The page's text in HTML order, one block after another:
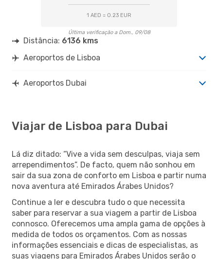
1 AED = 0.23 EUR
Última verificação a Dom., 09/08
Distância: 6136 kms
Aeroportos de Lisboa
Aeroportos Dubai
Viajar de Lisboa para Dubai
Lá diz ditado: “Vive a vida sem desculpas, viaja sem
arrependimentos”. De facto, quem não sonhou em
sair da sua zona de conforto em Lisboa e partir numa
nova aventura até Emirados Árabes Unidos?
Continue a ler e descubra tudo o que necessita
saber para reservar a sua viagem a partir de Lisboa
connosco. Oferecemos uma ampla gama de opções à
medida de todos os orçamentos. Com as nossas
informações essenciais e dicas de especialistas, as
suas viagens para Emirados Árabes Unidos serão o